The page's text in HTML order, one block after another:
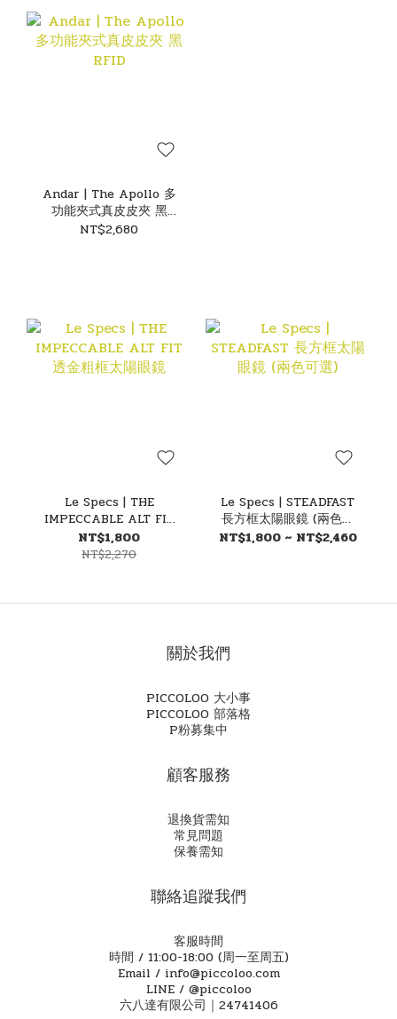
Andar | The Apollo 多
功能夾式真皮皮夾 黑
RFID
NT$2,680
Le Specs | THE
IMPECCABLE ALT FIT
透金粗框太陽眼鏡
NT$1,800
NT$2,270
Le Specs | STEADFAST
長方框太陽眼鏡 (兩色可
選)
NT$1,800 ~ NT$2,460
關於我們
PICCOLOO 大小事
PICCOLOO 部落格
P粉募集中
顧客服務
退換貨需知
常見問題
保養需知
聯絡追蹤我們
客服時間
時間 / 11:00-18:00 (周一至周五)
Email / info@piccoloo.com
LINE / @piccoloo
六八達有限公司｜24741406